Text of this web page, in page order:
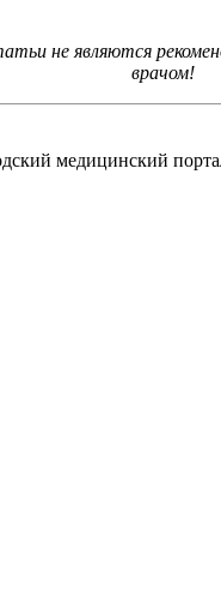
не являются
врачом!
медицинский